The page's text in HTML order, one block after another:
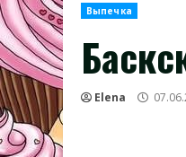
Выпечка
Elena